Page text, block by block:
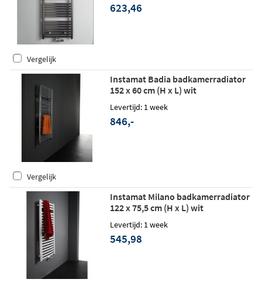
623,46
Vergelijk
Instamat Badia badkamerradiator
152 x 60 cm (H x L) wit
Levertijd: 1 week
846,-
Vergelijk
Instamat Milano badkamerradiator
122 x 75,5 cm (H x L) wit
Levertijd: 1 week
545,98